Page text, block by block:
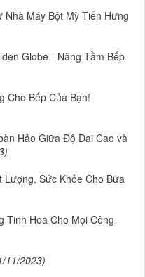
Nhà Máy Bột Mỳ Tiến Hưng
Globe - Nâng Tầm Bếp
Cho Bếp Của Bạn!
Hảo Giữa Độ Dai Cao và
Lượng, Sức Khỏe Cho Bữa
Tinh Hoa Cho Mọi Công
11/2023)